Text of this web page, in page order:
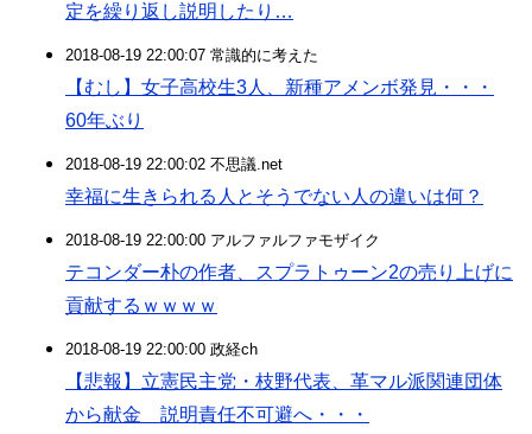
定を繰り返し説明したり…
2018-08-19 22:00:07 常識的に考えた
【むし】女子高校生3人、新種アメンボ発見・・・
60年ぶり
2018-08-19 22:00:02 不思議.net
幸福に生きられる人とそうでない人の違いは何？
2018-08-19 22:00:00 アルファルファモザイク
テコンダー朴の作者、スプラトゥーン2の売り上げに
貢献するｗｗｗｗ
2018-08-19 22:00:00 政経ch
【悲報】立憲民主党・枝野代表、革マル派関連団体
から献金 説明責任不可避へ・・・